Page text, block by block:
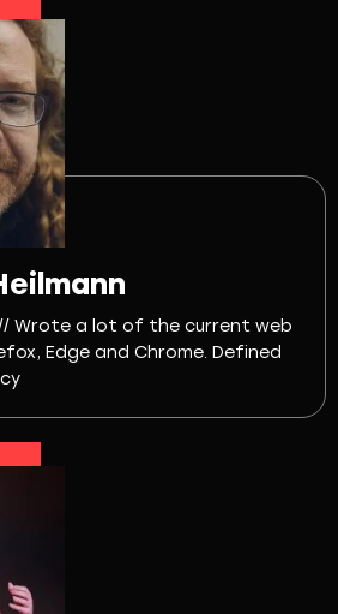
// Wrote a lot of the current web
Edge and Chrome. Defined